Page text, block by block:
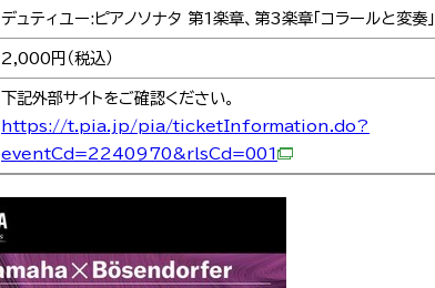
デュティユー:ピアノソナタ 第1楽章、第3楽章「コラールと変奏」
2,000円（税込）
下記外部サイトをご確認ください。
https://t.pia.jp/pia/ticketInformation.do?
eventCd=2240970&rlsCd=001